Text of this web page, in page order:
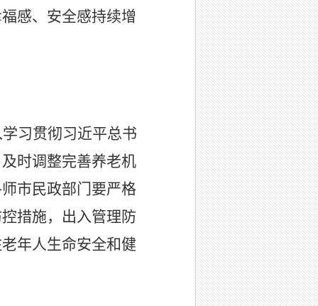
感、安全感持续增
习贯彻习近平总书
时调整完善养老机
市民政部门要严格
措施，出入管理防
年人生命安全和健